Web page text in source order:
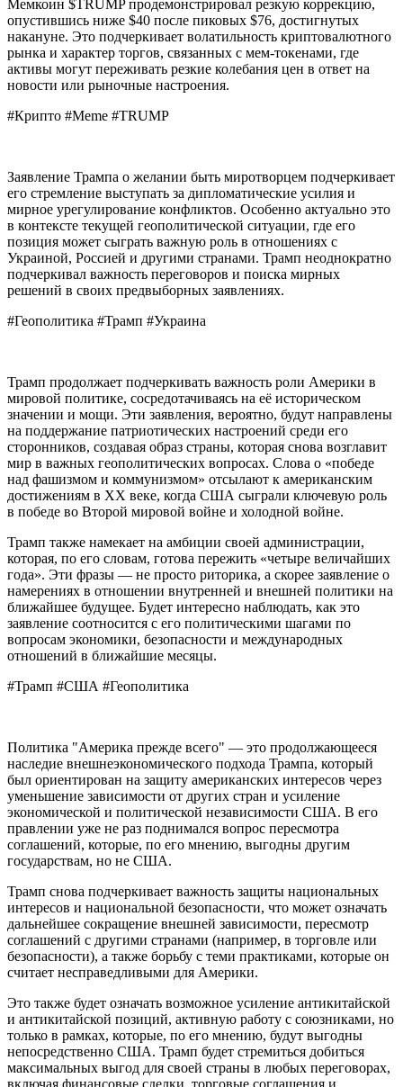
Мемкоин $TRUMP продемонстрировал резкую коррекцию,
опустившись ниже $40 после пиковых $76, достигнутых
накануне. Это подчеркивает волатильность криптовалютного
рынка и характер торгов, связанных с мем-токенами, где
активы могут переживать резкие колебания цен в ответ на
новости или рыночные настроения.
#Крипто #Meme #TRUMP
Заявление Трампа о желании быть миротворцем подчеркивает
его стремление выступать за дипломатические усилия и
мирное урегулирование конфликтов. Особенно актуально это
в контексте текущей геополитической ситуации, где его
позиция может сыграть важную роль в отношениях с
Украиной, Россией и другими странами. Трамп неоднократно
подчеркивал важность переговоров и поиска мирных
решений в своих предвыборных заявлениях.
#Геополитика #Трамп #Украина
Трамп продолжает подчеркивать важность роли Америки в
мировой политике, сосредотачиваясь на её историческом
значении и мощи. Эти заявления, вероятно, будут направлены
на поддержание патриотических настроений среди его
сторонников, создавая образ страны, которая снова возглавит
мир в важных геополитических вопросах. Слова о «победе
над фашизмом и коммунизмом» отсылают к американским
достижениям в XX веке, когда США сыграли ключевую роль
в победе во Второй мировой войне и холодной войне.
Трамп также намекает на амбиции своей администрации,
которая, по его словам, готова пережить «четыре величайших
года». Эти фразы — не просто риторика, а скорее заявление о
намерениях в отношении внутренней и внешней политики на
ближайшее будущее. Будет интересно наблюдать, как это
заявление соотносится с его политическими шагами по
вопросам экономики, безопасности и международных
отношений в ближайшие месяцы.
#Трамп #США #Геополитика
Политика "Америка прежде всего" — это продолжающееся
наследие внешнеэкономического подхода Трампа, который
был ориентирован на защиту американских интересов через
уменьшение зависимости от других стран и усиление
экономической и политической независимости США. В его
правлении уже не раз поднимался вопрос пересмотра
соглашений, которые, по его мнению, выгодны другим
государствам, но не США.
Трамп снова подчеркивает важность защиты национальных
интересов и национальной безопасности, что может означать
дальнейшее сокращение внешней зависимости, пересмотр
соглашений с другими странами (например, в торговле или
безопасности), а также борьбу с теми практиками, которые он
считает несправедливыми для Америки.
Это также будет означать возможное усиление антикитайской
и антикитайской позиций, активную работу с союзниками, но
только в рамках, которые, по его мнению, будут выгодны
непосредственно США. Трамп будет стремиться добиться
максимальных выгод для своей страны в любых переговорах,
включая финансовые сделки, торговые соглашения и